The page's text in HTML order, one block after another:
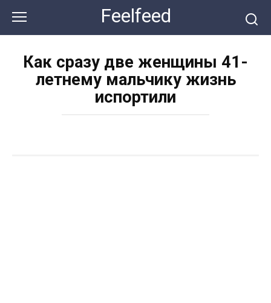
контенту
Feelfeed
Как сразу две женщины 41-
летнему мальчику жизнь
испортили